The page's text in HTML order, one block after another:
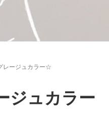
レージュカラー☆
ジュカラー